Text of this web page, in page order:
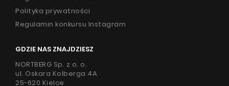
Polityka prywatności
Regulamin konkursu Instagram
GDZIE NAS ZNAJDZIESZ
NORTBERG Sp. z o. o.
ul. Oskara Kolberga 4A
25-620 Kielce